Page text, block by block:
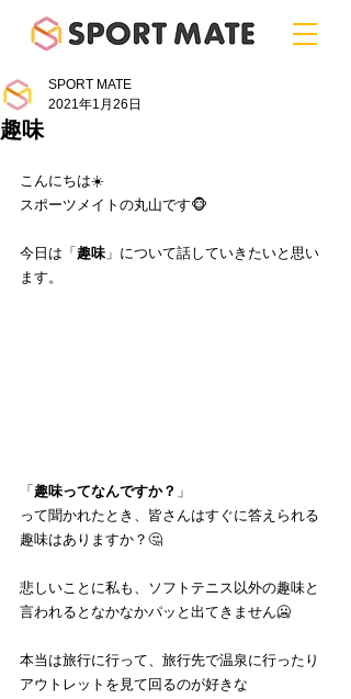
趣味
SPORT MATE
2021年1月26日
こんにちは☀️
スポーツメイトの丸山です🐵
今日は「 趣味」について話していきたいと思い
ます。
「 趣味ってなんですか？ 」
って聞かれたとき、皆さんはすぐに答えられる
趣味はありますか？🤔
悲しいことに私も、ソフトテニス以外の趣味と
言われるとなかなかパッと出てきません🥶
本当は旅行に行って、旅行先で温泉に行ったり
アウトレットを見て回るのが好きな